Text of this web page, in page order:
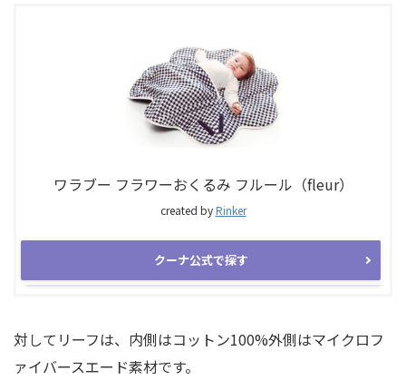
ワラブー フラワーおくるみ フルール（fleur）
created byRinker
クーナ公式で探す
対してリーフは、内側はコットン100%外側はマイクロフ
ァイバースエード素材です。